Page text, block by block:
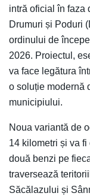
intră oficial în faza
Drumuri și Poduri
ordinului de
2026. Proiectul,
va face legătura
o soluție modernă
municipiului.
Noua variantă de
14 kilometri și va
două benzi pe
traversează
Săcălazului și